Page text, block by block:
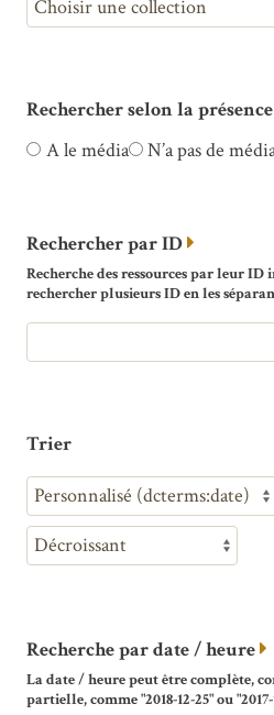
Rechercher selon la
A le média
N’a pas de
Rechercher par ID
Recherche des ressources par leur ID
rechercher plusieurs ID en les
Trier
Recherche par date / heure
La date / heure peut être complète,
partielle, comme "2018-12-25" ou "2017-